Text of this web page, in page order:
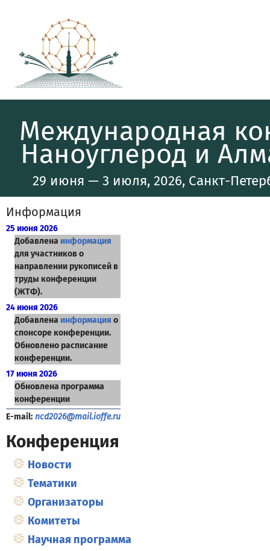
Международная
Наноуглерод и
29 июня — 3 июля, 2026, Санкт-
Информация
25 июня 2026
Добавлена информация
для участников о
направлении рукописей в
труды конференции
(ЖТФ).
24 июня 2026
Добавлена информация о
спонсоре конференции.
Обновлено расписание
конференции.
17 июня 2026
Обновлена программа
конференции
E-mail: ncd2026@mail.ioffe.ru
Конференция
Новости
Тематики
Организаторы
Комитеты
Научная программа